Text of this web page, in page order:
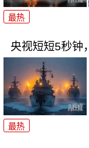
最热
央视短短5秒钟
最热